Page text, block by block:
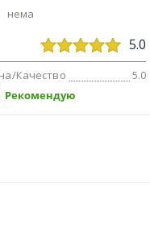
нема
5.0
Качество 5.0
Рекомендую